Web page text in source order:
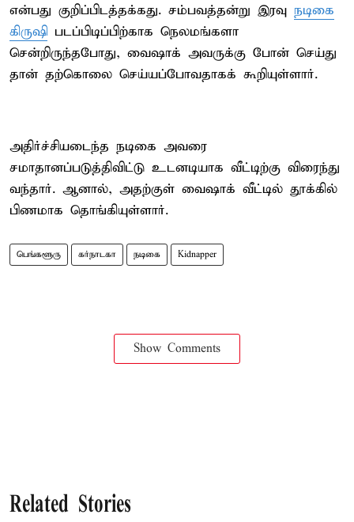
என்பது குறிப்பிடத்தக்கது. சம்பவத்தன்று இரவு நடிகை
கிருஷி படப்பிடிப்பிற்காக நெலமங்களா
சென்றிருந்தபோது, வைஷாக் அவருக்கு போன் செய்து
தான் தற்கொலை செய்யப்போவதாகக் கூறியுள்ளார்.
அதிர்ச்சியடைந்த நடிகை அவரை
சமாதானப்படுத்திவிட்டு உடனடியாக வீட்டிற்கு விரைந்து
வந்தார். ஆனால், அதற்குள் வைஷாக் வீட்டில் தூக்கில்
பிணமாக தொங்கியுள்ளார்.
பெங்களூரு கர்நாடகா நடிகை Kidnapper
Show Comments
Related Stories